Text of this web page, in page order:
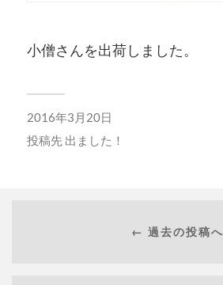
小僧さんを出荷しました。
2016年3月20日
投稿先 出ました！
← 過去の投稿へ